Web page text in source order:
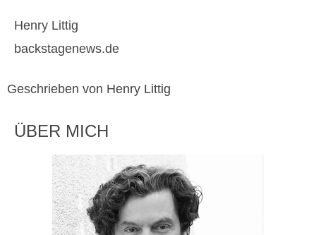
Henry Littig
backstagenews.de
Geschrieben von Henry Littig
ÜBER MICH